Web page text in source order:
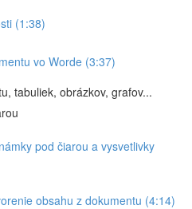
(1:38)
vo Worde (3:37)
tabuliek, obrázkov, grafov...
pod čiarou a vysvetlivky
obsahu z dokumentu (4:14)